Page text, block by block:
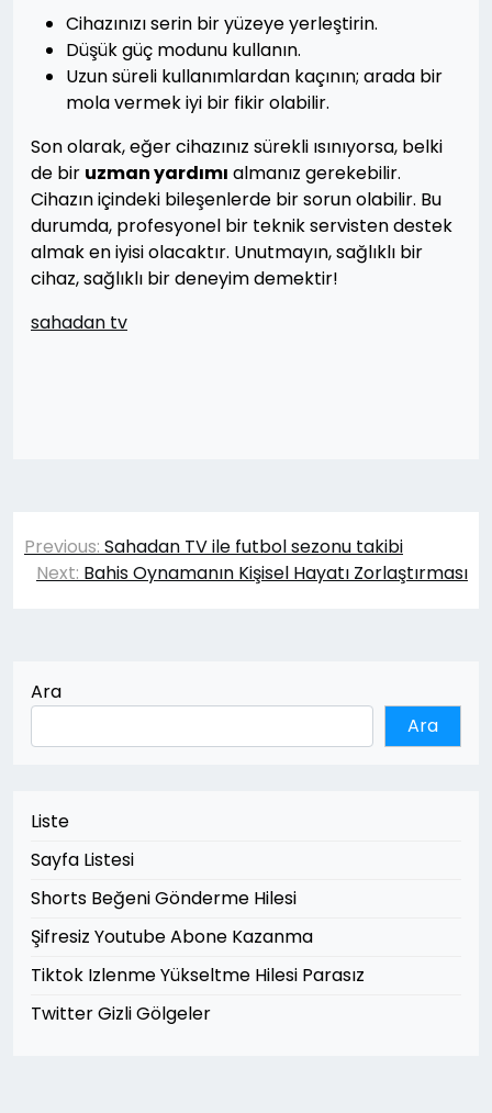
Cihazınızı serin bir yüzeye yerleştirin.
Düşük güç modunu kullanın.
Uzun süreli kullanımlardan kaçının; arada bir
mola vermek iyi bir fikir olabilir.
Son olarak, eğer cihazınız sürekli ısınıyorsa, belki
de bir uzman yardımı almanız gerekebilir.
Cihazın içindeki bileşenlerde bir sorun olabilir. Bu
durumda, profesyonel bir teknik servisten destek
almak en iyisi olacaktır. Unutmayın, sağlıklı bir
cihaz, sağlıklı bir deneyim demektir!
sahadan tv
Yazı
gezinmesi
Previous: Sahadan TV ile futbol sezonu takibi
Next: Bahis Oynamanın Kişisel Hayatı Zorlaştırması
Ara
Ara
Liste
Sayfa Listesi
Shorts Beğeni Gönderme Hilesi
Şifresiz Youtube Abone Kazanma
Tiktok Izlenme Yükseltme Hilesi Parasız
Twitter Gizli Gölgeler